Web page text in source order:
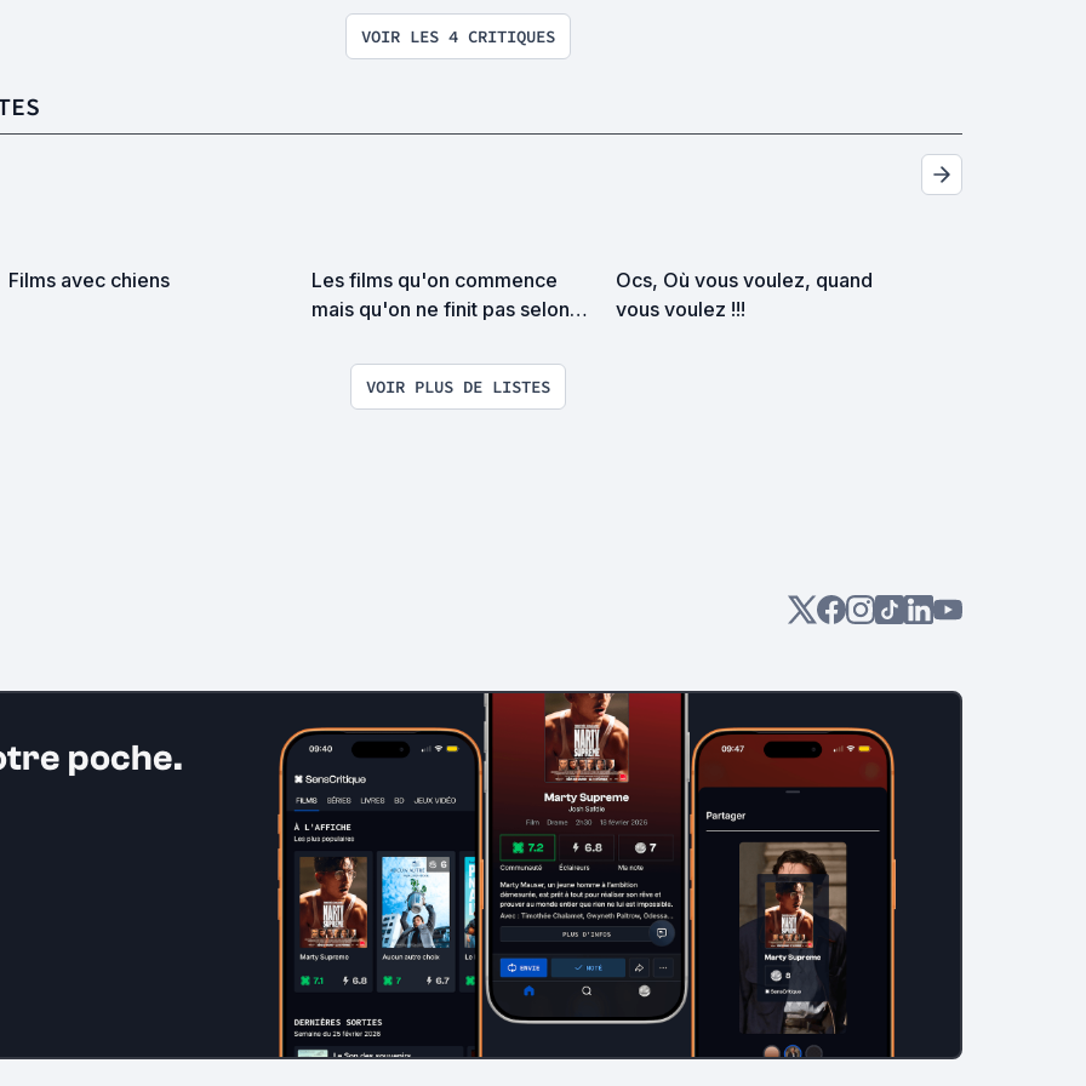
VOIR LES 4 CRITIQUES
Films avec chiens
Les films qu'on commence
mais qu'on ne finit pas selon
Ocs, Où vous voulez, quand
vous voulez !!!
VOIR PLUS DE LISTES
poche.